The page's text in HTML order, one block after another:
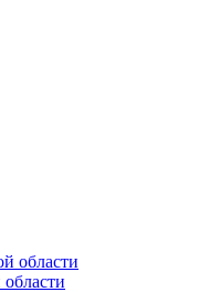
области